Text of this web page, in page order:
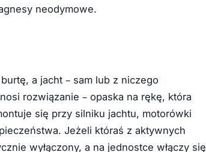
neodymowe.
a jacht – sam lub z niczego
rozwiązanie – opaska na rękę, która
się przy silniku jachtu, motorówki
Jeżeli któraś z aktywnych
wyłączony, a na jednostce włączy się